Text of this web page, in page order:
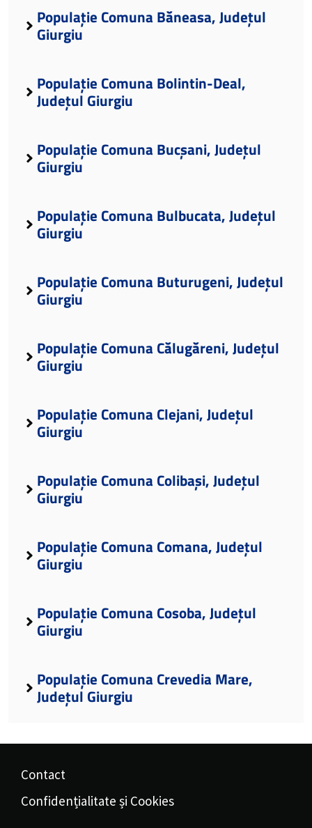
Populație Comuna Băneasa, Județul
Giurgiu
Populație Comuna Bolintin-Deal,
Județul Giurgiu
Populație Comuna Bucșani, Județul
Giurgiu
Populație Comuna Bulbucata, Județul
Giurgiu
Populație Comuna Buturugeni, Județul
Giurgiu
Populație Comuna Călugăreni, Județul
Giurgiu
Populație Comuna Clejani, Județul
Giurgiu
Populație Comuna Colibași, Județul
Giurgiu
Populație Comuna Comana, Județul
Giurgiu
Populație Comuna Cosoba, Județul
Giurgiu
Populație Comuna Crevedia Mare,
Județul Giurgiu
Contact
Confidențialitate și Cookies